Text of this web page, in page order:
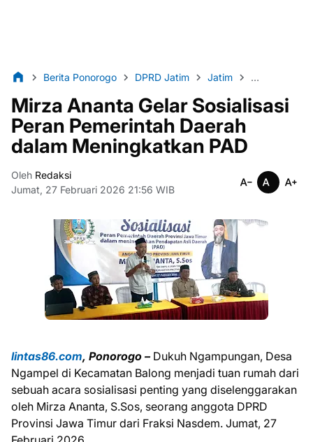
Berita Ponorogo DPRD Jatim Jatim lintas86
Mirza Ananta Gelar Sosialisasi
Peran Pemerintah Daerah
dalam Meningkatkan PAD
Oleh Redaksi
Jumat, 27 Februari 2026 21:56 WIB
lintas86.com, Ponorogo – Dukuh Ngampungan, Desa
Ngampel di Kecamatan Balong menjadi tuan rumah dari
sebuah acara sosialisasi penting yang diselenggarakan
oleh Mirza Ananta, S.Sos, seorang anggota DPRD
Provinsi Jawa Timur dari Fraksi Nasdem. Jumat, 27